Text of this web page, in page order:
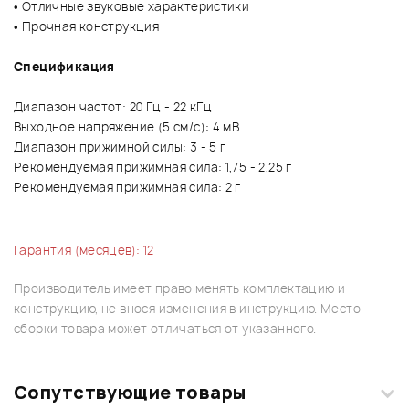
• Отличные звуковые характеристики
• Прочная конструкция
Спецификация
Диапазон частот: 20 Гц - 22 кГц
Выходное напряжение (5 см/с): 4 мВ
Диапазон прижимной силы: 3 - 5 г
Рекомендуемая прижимная сила: 1,75 - 2,25 г
Рекомендуемая прижимная сила: 2 г
Гарантия (месяцев): 12
Производитель имеет право менять комплектацию и
конструкцию, не внося изменения в инструкцию. Место
сборки товара может отличаться от указанного.
Сопутствующие товары